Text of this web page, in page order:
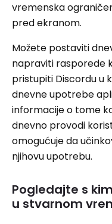
vremenska
pred ekranom.
Možete postaviti
napraviti rasporede
pristupiti Discordu u
dnevne upotrebe
informacije o tome
dnevno provodi
omogućuje da
njihovu upotrebu.
Pogledajte s
u stvarnom